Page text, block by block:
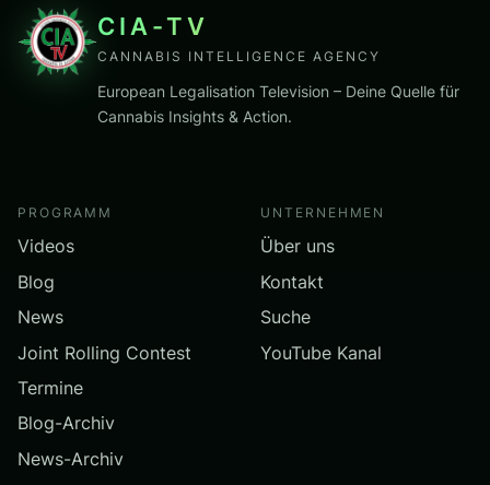
CIA-TV
CANNABIS INTELLIGENCE AGENCY
European Legalisation Television – Deine Quelle für
Cannabis Insights & Action.
PROGRAMM
Videos
Blog
News
Joint Rolling Contest
Termine
Blog-Archiv
News-Archiv
UNTERNEHMEN
Über uns
Kontakt
Suche
YouTube Kanal